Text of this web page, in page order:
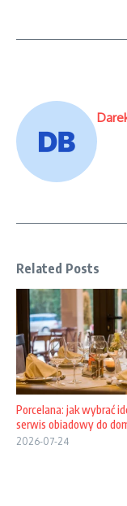
Related Posts
Porcelana: jak wybrać
serwis obiadowy do
2026-07-24